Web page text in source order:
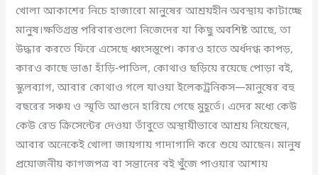
খোলা আকাশের নিচে হাজারো মানুষের আশ্রয়হীন অবস্থায় কাটাচ্ছে
মানুষ।ক্ষতিগ্রস্ত পরিবারগুলো নিজেদের যা কিছু অবশিষ্ট আছে, তা
উদ্ধার করতে ফিরে এসেছে ধ্বংসস্তূপে। কারও হাতে অর্ধদগ্ধ কাপড়,
কারও কাছে ভাঙা হাঁড়ি-পাতিল, কোথাও ছড়িয়ে রয়েছে পোড়া বই,
স্কুলব্যাগ, আবার কোথাও গলে যাওয়া ইলেকট্রনিকস—মানুষের বহু
বছরের সঞ্চয় ও স্মৃতি আগুনে হারিয়ে গেছে মুহূর্তে। এদের মধ্যে কেউ
কেউ রেড ক্রিসেন্টের দেওয়া তাঁবুতে অস্থায়ীভাবে আশ্রয় নিয়েছেন,
আবার অনেকেই খোলা জায়গায় গাদাগাদি করে শুয়ে আছেন। মানুষ
প্রয়োজনীয় কাগজপত্র বা সন্তানের বই খুঁজে পাওয়ার আশায়